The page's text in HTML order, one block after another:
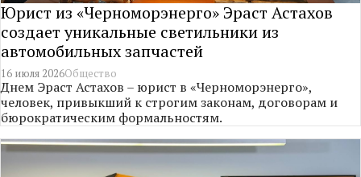
Юрист из «Черноморэнерго» Эраст Астахов
создает уникальные светильники из
автомобильных запчастей
16 июля 2026Общество
Днем Эраст Астахов – юрист в «Черноморэнерго»,
человек, привыкший к строгим законам, договорам и
бюрократическим формальностям.